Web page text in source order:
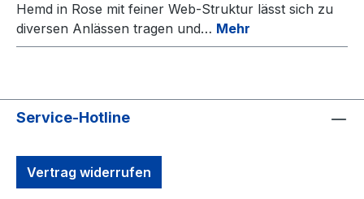
Hemd in Rose mit feiner Web-Struktur lässt sich zu
diversen Anlässen tragen und… Mehr
Service-Hotline
Vertrag widerrufen